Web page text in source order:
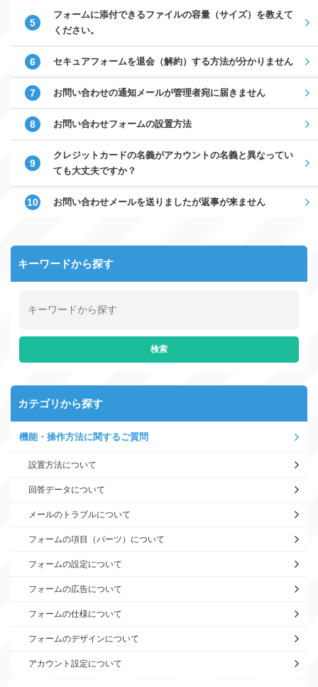
キーワードから探す
カテゴリから探す
機能・操作方法に関するご質問
設置方法について
回答データについて
メールのトラブルについて
フォームの項目（パーツ）について
フォームの設定について
フォームの広告について
フォームの仕様について
フォームのデザインについて
アカウント設定について
フォームに添付できるファイルの容量（サイズ）を教えて
ください。
セキュアフォームを退会（解約）する方法が分かりません
お問い合わせの通知メールが管理者宛に届きません
お問い合わせフォームの設置方法
クレジットカードの名義がアカウントの名義と異なってい
ても大丈夫ですか？
お問い合わせメールを送りましたが返事が来ません